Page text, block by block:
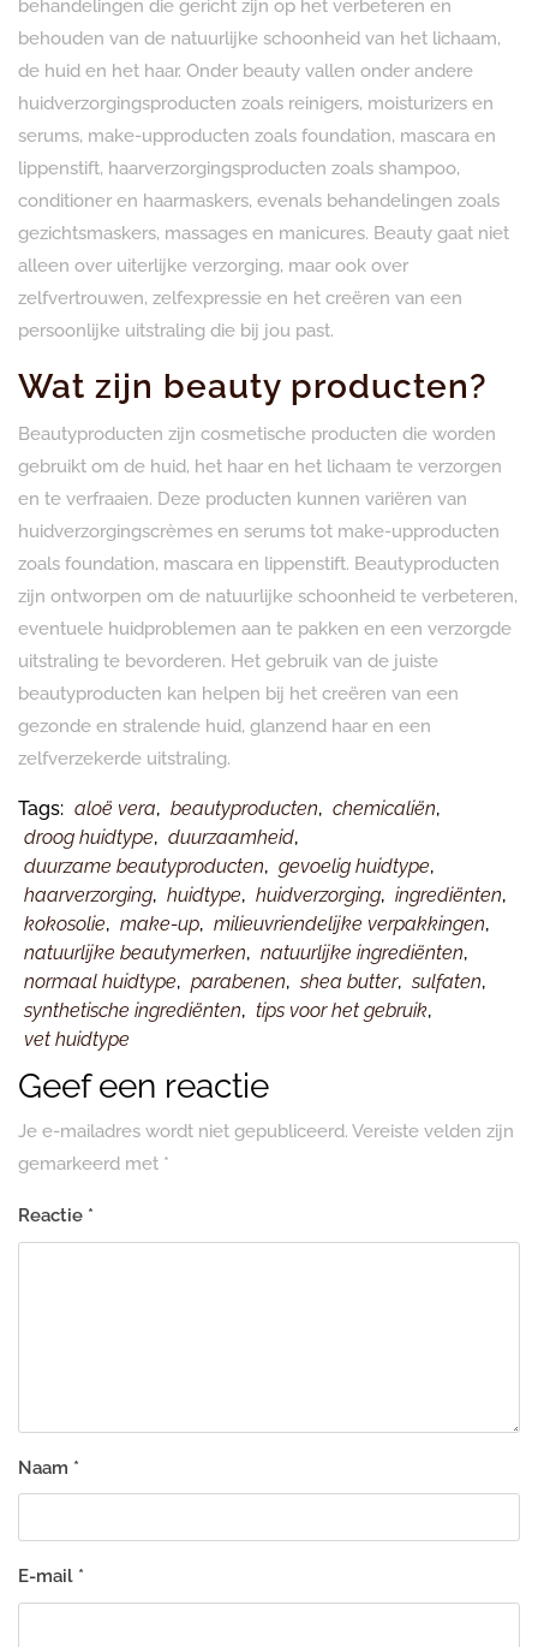
behandelingen die gericht zijn op het verbeteren en
behouden van de natuurlijke schoonheid van het lichaam,
de huid en het haar. Onder beauty vallen onder andere
huidverzorgingsproducten zoals reinigers, moisturizers en
serums, make-upproducten zoals foundation, mascara en
lippenstift, haarverzorgingsproducten zoals shampoo,
conditioner en haarmaskers, evenals behandelingen zoals
gezichtsmaskers, massages en manicures. Beauty gaat niet
alleen over uiterlijke verzorging, maar ook over
zelfvertrouwen, zelfexpressie en het creëren van een
persoonlijke uitstraling die bij jou past.
Wat zijn beauty producten?
Beautyproducten zijn cosmetische producten die worden
gebruikt om de huid, het haar en het lichaam te verzorgen
en te verfraaien. Deze producten kunnen variëren van
huidverzorgingscrèmes en serums tot make-upproducten
zoals foundation, mascara en lippenstift. Beautyproducten
zijn ontworpen om de natuurlijke schoonheid te verbeteren,
eventuele huidproblemen aan te pakken en een verzorgde
uitstraling te bevorderen. Het gebruik van de juiste
beautyproducten kan helpen bij het creëren van een
gezonde en stralende huid, glanzend haar en een
zelfverzekerde uitstraling.
Tags: aloë vera, beautyproducten, chemicaliën,
droog huidtype, duurzaamheid,
duurzame beautyproducten, gevoelig huidtype,
haarverzorging, huidtype, huidverzorging, ingrediënten,
kokosolie, make-up, milieuvriendelijke verpakkingen,
natuurlijke beautymerken, natuurlijke ingrediënten,
normaal huidtype, parabenen, shea butter, sulfaten,
synthetische ingrediënten, tips voor het gebruik,
vet huidtype
Geef een reactie
Je e-mailadres wordt niet gepubliceerd. Vereiste velden zijn
gemarkeerd met *
Reactie *
Naam *
E-mail *